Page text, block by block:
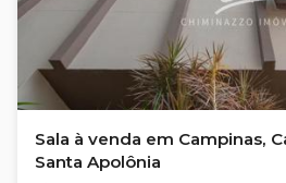
Sala à venda em Campinas,
Santa Apolônia